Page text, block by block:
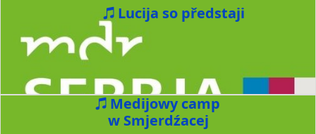
Lucija so předstaji
Medijowy camp
w Smjerdźacej